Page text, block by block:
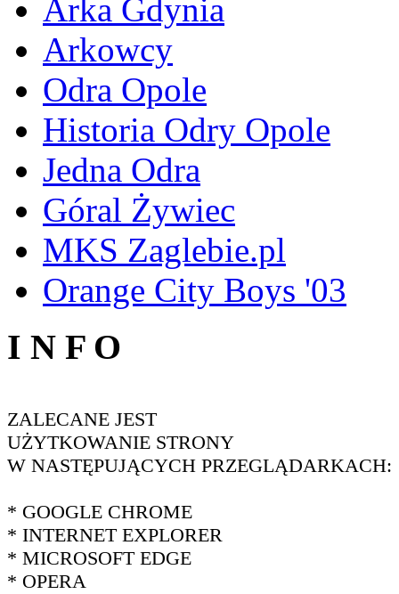
Arka Gdynia
Arkowcy
Odra Opole
Historia Odry Opole
Jedna Odra
Góral Żywiec
MKS Zaglebie.pl
Orange City Boys '03
I N F O
ZALECANE JEST
UŻYTKOWANIE STRONY
W NASTĘPUJĄCYCH PRZEGLĄDARKACH:
* GOOGLE CHROME
* INTERNET EXPLORER
* MICROSOFT EDGE
* OPERA